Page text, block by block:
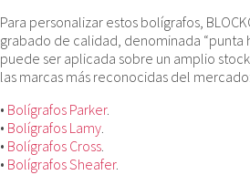
Para personalizar estos bolígrafos,
grabado de calidad, denominada “punta
puede ser aplicada sobre un amplio
las marcas más reconocidas del mercado:
• Bolígrafos Parker.
• Bolígrafos Lamy.
• Bolígrafos Cross.
• Bolígrafos Sheafer.